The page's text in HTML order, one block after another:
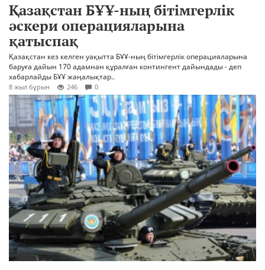
Қазақстан БҰҰ-ның бітімгерлік
әскери операцияларына
қатыспақ
Қазақстан кез келген уақытта БҰҰ-ның бітімгерлік операцияларына
баруға дайын 170 адамнан құралған контингент дайындады - деп
хабарлайды БҰҰ жаңалықтар..
8 жыл бұрын 246 0